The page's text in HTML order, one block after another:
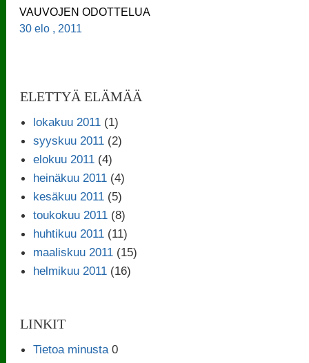
VAUVOJEN ODOTTELUA
30 elo , 2011
ELETTYÄ ELÄMÄÄ
lokakuu 2011 (1)
syyskuu 2011 (2)
elokuu 2011 (4)
heinäkuu 2011 (4)
kesäkuu 2011 (5)
toukokuu 2011 (8)
huhtikuu 2011 (11)
maaliskuu 2011 (15)
helmikuu 2011 (16)
LINKIT
Tietoa minusta 0